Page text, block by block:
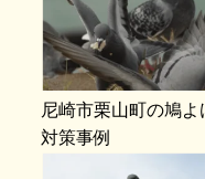
尼崎市栗山町の鳩よ
対策事例